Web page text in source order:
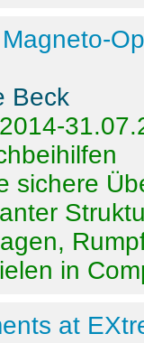
Beck
sichere
in
at